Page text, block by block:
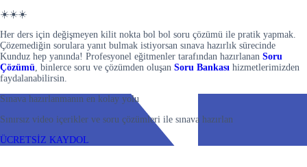
☀️☀️☀️
Her ders için değişmeyen kilit nokta bol bol soru çözümü ile pratik yapmak.
Çözemediğin sorulara yanıt bulmak istiyorsan sınava hazırlık sürecinde
Kunduz hep yanında! Profesyonel eğitmenler tarafından hazırlanan Soru
Çözümü, binlerce soru ve çözümden oluşan Soru Bankası hizmetlerimizden
faydalanabilirsin.
Sınava hazırlanmanın en kolay yolu
Sınırsız video içerikler ve soru çözümleri ile sınava hazırlan
ÜCRETSİZ KAYDOL